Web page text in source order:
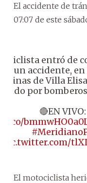
El accidente de
07:07 de este
entró de
un accidente, en
de Villa
por
🔴EN VIVO:
t.co/
pic.twitter.com/
El motociclista